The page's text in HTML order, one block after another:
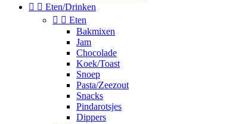
  Eten/Drinken
  Eten
Bakmixen
Jam
Chocolade
Koek/Toast
Snoep
Pasta/Zeezout
Snacks
Pindarotsjes
Dippers